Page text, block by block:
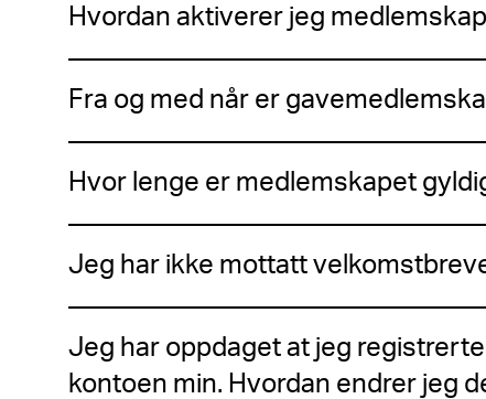
Hvordan aktiverer jeg
Fra og med når er
Hvor lenge er medlemskapet
Jeg har ikke mottatt
Jeg har oppdaget at jeg
kontoen min. Hvordan endrer jeg